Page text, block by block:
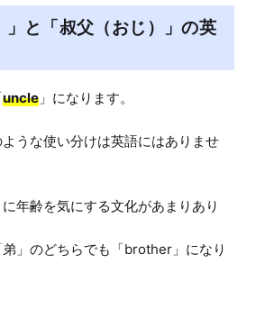
」と「叔父（おじ）」の英
uncle 」になります。
ような使い分けは英語にはありませ
年齢を気にする文化があまりあり
」のどちらでも「brother」になり